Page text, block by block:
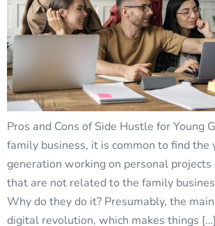
Pros and Cons of Side Hustle for Young
family business, it is common to find the
generation working on personal projects
that are not related to the family
Why do they do it? Presumably, the
digital revolution, which makes things […]